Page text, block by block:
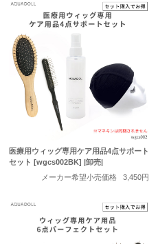
医療用ウィッグ専用ケア用品4点サポート
セット [wgcs002BK] |卸売|
メーカー希望小売価格
3,450円